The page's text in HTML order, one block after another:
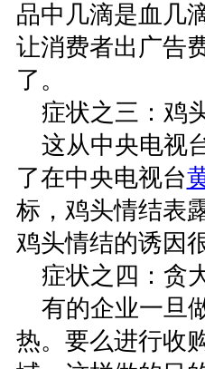
品中几滴是血几
让消费者出广告
了。
症状之三：鸡
这从中央电视
了在中央电视台
标，鸡头情结表
鸡头情结的诱因
症状之四：贪
有的企业一旦
热。要么进行收